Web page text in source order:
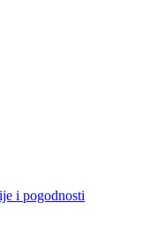
i pogodnosti